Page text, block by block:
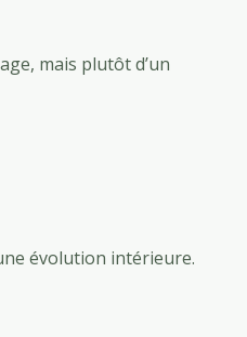
mais plutôt d’un
évolution intérieure.